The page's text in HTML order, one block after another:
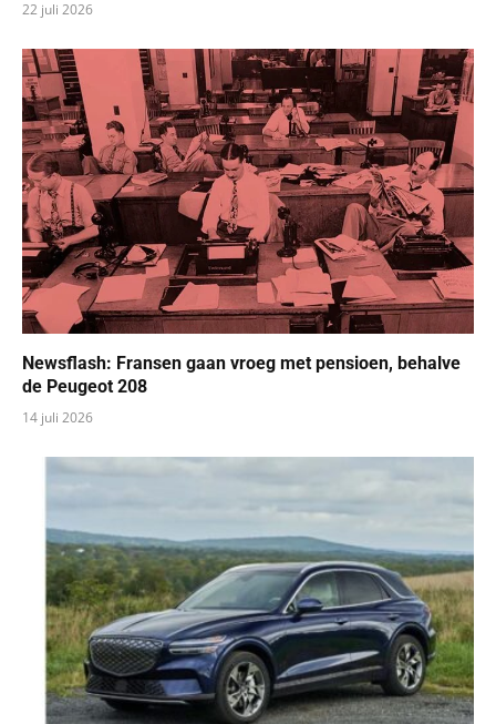
22 juli 2026
Newsflash: Fransen gaan vroeg met pensioen, behalve
de Peugeot 208
14 juli 2026